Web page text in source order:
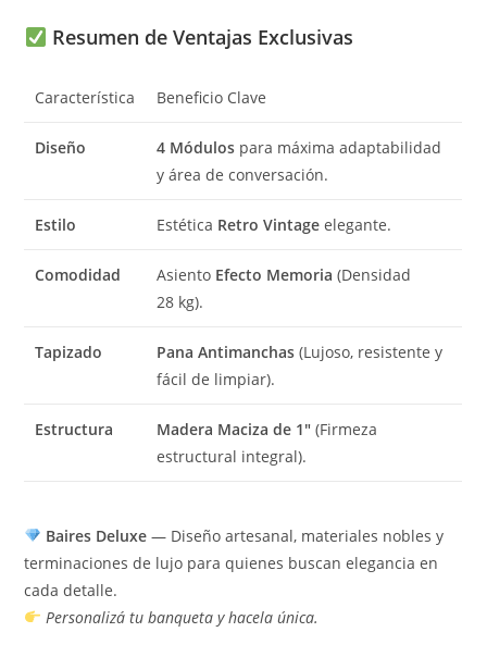
Resumen de Ventajas Exclusivas
Característica Beneficio Clave
Diseño 4 Módulos para máxima adaptabilidad
y área de conversación.
Estilo Estética Retro Vintage elegante.
Comodidad Asiento Efecto Memoria (Densidad
28 kg).
Tapizado Pana Antimanchas (Lujoso, resistente y
fácil de limpiar).
Estructura Madera Maciza de 1″ (Firmeza
estructural integral).
Baires Deluxe — Diseño artesanal, materiales nobles y
terminaciones de lujo para quienes buscan elegancia en
cada detalle.
Personalizá tu banqueta y hacela única.